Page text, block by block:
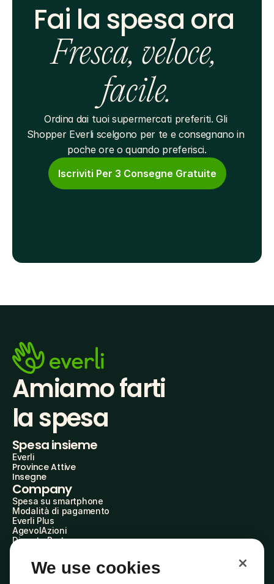
Fai la spesa ora
Fresca, veloce,
facile.
Ordina dai tuoi supermercati preferiti. Gli
Shopper Everli scelgono per te e consegnano in
poche ore o quando preferisci.
Iscriviti Per 3 Consegne Gratuite
Amiamo farti
la spesa
Spesa insieme
Everli
Province Attive
Insegne
Company
Spesa su smartphone
Modalità di pagamento
Everli Plus
AgevolAzioni
Diventa Partner
Everli Shoppers
About Us
We use cookies